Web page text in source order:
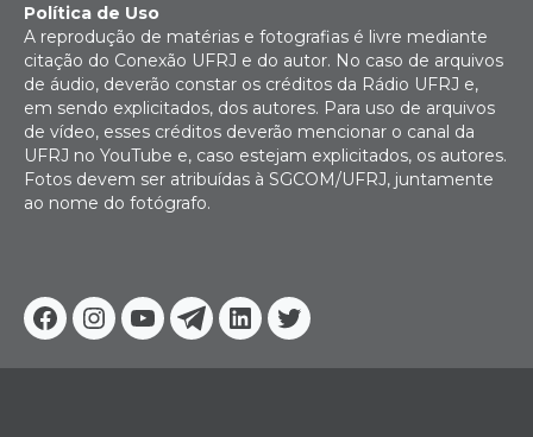
Facebook
Instagram
YoutubeTelegram
Linkedin
Twitter
Política de Uso
A reprodução de matérias e fotografias é livre mediante
citação do Conexão UFRJ e do autor. No caso de arquivos
de áudio, deverão constar os créditos da Rádio UFRJ e,
em sendo explicitados, dos autores. Para uso de arquivos
de vídeo, esses créditos deverão mencionar o canal da
UFRJ no YouTube e, caso estejam explicitados, os autores.
Fotos devem ser atribuídas à SGCOM/UFRJ, juntamente
ao nome do fotógrafo.